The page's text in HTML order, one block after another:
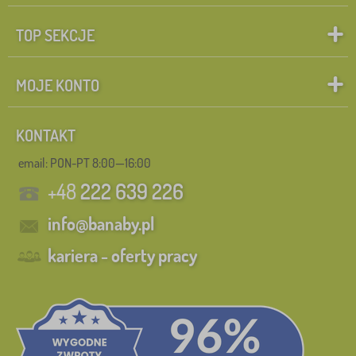
TOP SEKCJE
MOJE KONTO
KONTAKT
email: PON-PT 8:00—16:00
+48222 639 226
info@banaby.pl
kariera - oferty pracy